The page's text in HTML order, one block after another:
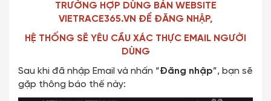
TRƯỜNG HỢP DÙNG BẢN WEBSITE
VIETRACE365.VN ĐỂ ĐĂNG NHẬP,
HỆ THỐNG SẼ YÊU CẦU XÁC THỰC EMAIL NGƯỜI
DÙNG
Sau khi đã nhập Email và nhấn “Đăng nhập”, bạn sẽ
gặp thông báo thế này: